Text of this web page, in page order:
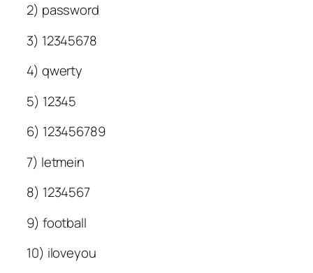
2) password
3) 12345678
4) qwerty
5) 12345
6) 123456789
7) letmein
8) 1234567
9) football
10) iloveyou